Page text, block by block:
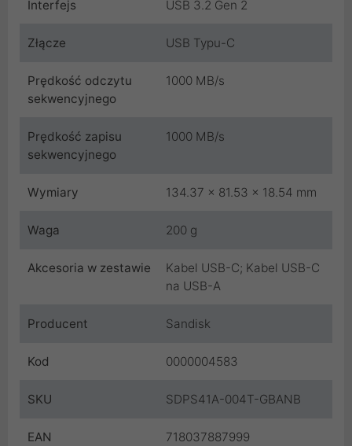
Interfejs USB 3.2 Gen 2
Złącze USB Typu-C
Prędkość odczytu
sekwencyjnego
1000 MB/s
Prędkość zapisu
sekwencyjnego
1000 MB/s
Wymiary 134.37 x 81.53 x 18.54 mm
Waga 200 g
Akcesoria w zestawie
Kabel USB-C; Kabel USB-C
na USB-A
Producent Sandisk
Kod 0000004583
SKU SDPS41A-004T-GBANB
EAN 718037887999